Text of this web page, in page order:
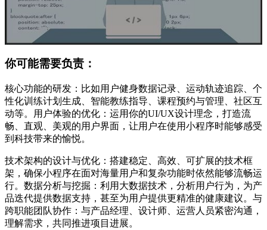
你可能需要负责：
核心功能的研发：比如用户健身数据记录、运动轨迹追踪、个
性化训练计划生成、智能教练指导、课程预约与管理、社区互
动等。用户体验的优化：运用你的UI/UX设计理念，打造流
畅、直观、美观的用户界面，让用户在使用小程序时能够感受
到科技带来的愉悦。
技术架构的设计与优化：搭建稳定、高效、可扩展的技术框
架，确保小程序在面对海量用户和复杂功能时依然能够流畅运
行。数据分析与挖掘：利用大数据技术，分析用户行为，为产
品迭代提供数据支持，甚至为用户提供更精准的健康建议。与
跨职能团队协作：与产品经理、设计师、运营人员紧密沟通，
理解需求，共同推进项目进展。